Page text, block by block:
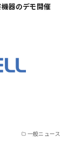
器のデモ開催
一般ニュース